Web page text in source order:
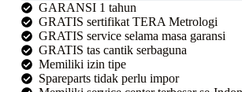
GARANSI 1 tahun
GRATIS sertifikat TERA Metrologi
GRATIS service selama masa garansi
GRATIS tas cantik serbaguna
Memiliki izin tipe
Spareparts tidak perlu impor